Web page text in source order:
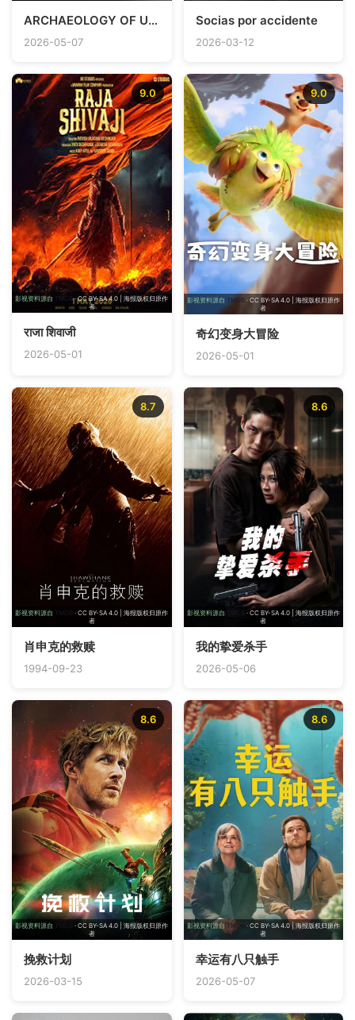
ARCHAEOLOGY OF UNBORN FACES
2026-05-07
Socias por accidente
2026-03-12
影视资料源自 TMDB· CC BY-SA 4.0 | 海报版权归原作
者
9.0
राजा शिवाजी
2026-05-01
影视资料源自 TMDB· CC BY-SA 4.0 | 海报版权归原作
者
9.0
奇幻变身大冒险
2026-05-01
影视资料源自 TMDB · CC BY-SA 4.0 | 海报版权归原作
者
8.7
肖申克的救赎
1994-09-23
影视资料源自 TMDB · CC BY-SA 4.0 | 海报版权归原作
者
8.6
我的挚爱杀手
2026-05-06
影视资料源自 TMDB · CC BY-SA 4.0 | 海报版权归原作
者
8.6
挽救计划
2026-03-15
影视资料源自 TMDB
· CC BY-SA 4.0 | 海报版权归原作
者
8.6
幸运有八只触手
2026-05-07